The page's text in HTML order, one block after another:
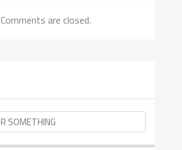
Comments are closed.